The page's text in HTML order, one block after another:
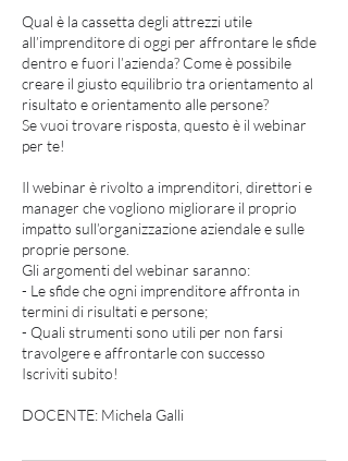
a
t
o
Qual è la cassetta degli attrezzi utile
all’imprenditore di oggi per affrontare le sfide
dentro e fuori l’azienda? Come è possibile
creare il giusto equilibrio tra orientamento al
risultato e orientamento alle persone?
Se vuoi trovare risposta, questo è il webinar
per te!
Il webinar è rivolto a imprenditori, direttori e
manager che vogliono migliorare il proprio
impatto sull’organizzazione aziendale e sulle
proprie persone.
Gli argomenti del webinar saranno:
- Le sfide che ogni imprenditore affronta in
termini di risultati e persone;
- Quali strumenti sono utili per non farsi
travolgere e affrontarle con successo
Iscriviti subito!
DOCENTE: Michela Galli